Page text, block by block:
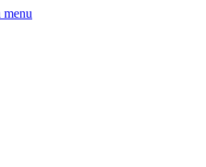
menu